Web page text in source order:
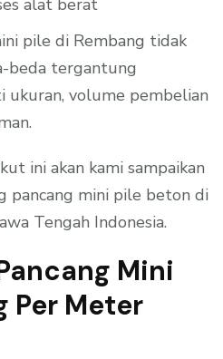
alat berat
pile di Rembang tidak
beda tergantung
ukuran, volume pembelian
ini akan kami sampaikan
pancang mini pile beton di
Tengah Indonesia.
Mini
Per Meter